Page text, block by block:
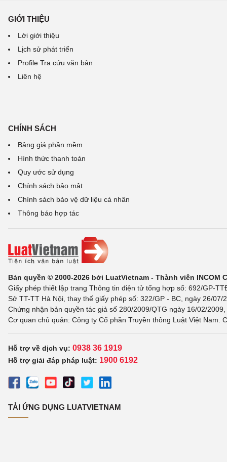
GIỚI THIỆU
Lời giới thiệu
Lịch sử phát triển
Profile Tra cứu văn bản
Liên hệ
CHÍNH SÁCH
Bảng giá phần mềm
Hình thức thanh toán
Quy ước sử dụng
Chính sách bảo mật
Chính sách bảo vệ dữ liệu cá nhân
Thông báo hợp tác
Bản quyền © 2000-2026 bởi LuatVietnam - Thành viên INCOM
Giấy phép thiết lập trang Thông tin điện tử tổng hợp số: 692/GP-
Sở TT-TT Hà Nội, thay thế giấy phép số: 322/GP - BC, ngày 26/
Chứng nhận bản quyền tác giả số 280/2009/QTG ngày 16/02/
Cơ quan chủ quản: Công ty Cổ phần Truyền thông Luật Việt Nam.
Hỗ trợ về dịch vụ: 0938 36 1919
Hỗ trợ giải đáp pháp luật: 1900 6192
TẢI ỨNG DỤNG LUATVIETNAM